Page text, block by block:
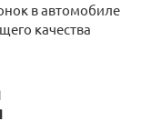
в автомобиле
качества